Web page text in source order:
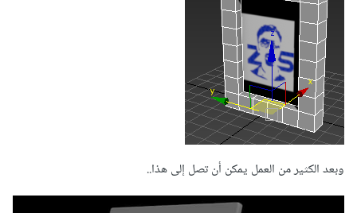
وبعد الكثير من العمل يمكن أن تصل إلى هذا..